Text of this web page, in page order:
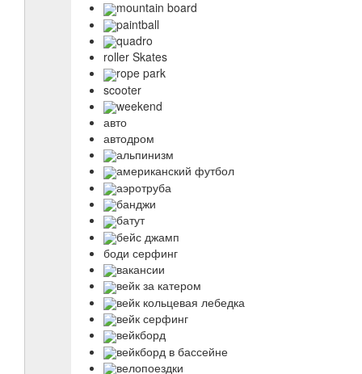
mountain board
paintball
quadro
roller Skates
rope park
scooter
weekend
авто
автодром
альпинизм
американский футбол
аэротруба
банджи
батут
бейс джамп
боди серфинг
вакансии
вейк за катером
вейк кольцевая лебедка
вейк серфинг
вейкборд
вейкборд в бассейне
велопоездки